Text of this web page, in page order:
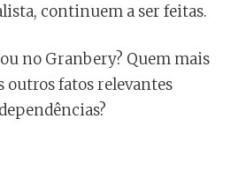
continuem a ser feitas.
no Granbery? Quem mais
outros fatos relevantes